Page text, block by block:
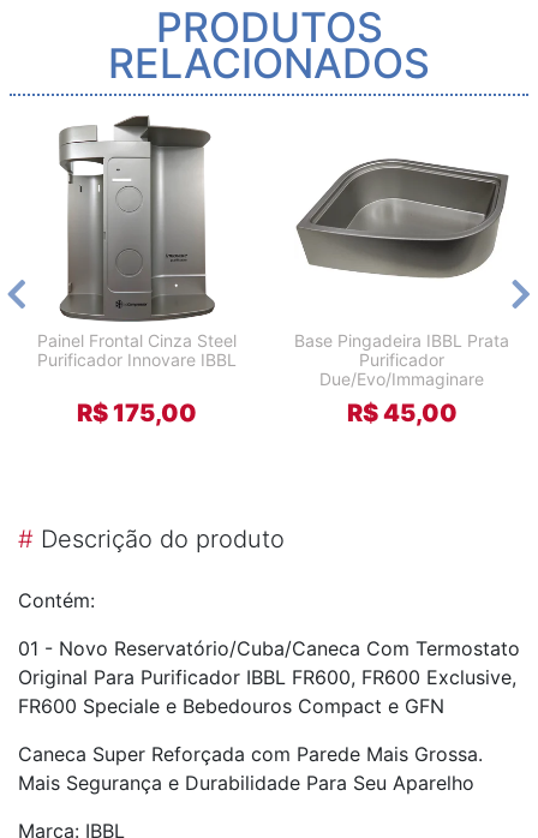
PRODUTOS
RELACIONADOS
Painel Frontal Cinza Steel
Purificador Innovare IBBL
R$ 175,00
Base Pingadeira IBBL Prata
Purificador
Due/Evo/Immaginare
R$ 45,00
# Descrição do produto
Contém:
01 - Novo Reservatório/Cuba/Caneca Com Termostato
Original Para Purificador IBBL FR600, FR600 Exclusive,
FR600 Speciale e Bebedouros Compact e GFN
Caneca Super Reforçada com Parede Mais Grossa.
Mais Segurança e Durabilidade Para Seu Aparelho
Marca: IBBL